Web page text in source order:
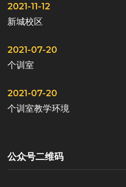
2021-11-12
新城校区
2021-07-20
个训室
2021-07-20
个训室教学环境
公众号二维码